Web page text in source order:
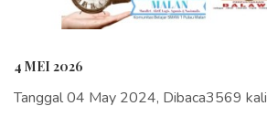
4 MEI 2026
Tanggal 04 May 2024, Dibaca3569 kali